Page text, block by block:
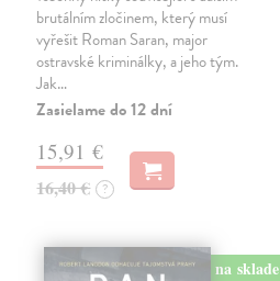
brutálním zločinem, který musí
vyřešit Roman Saran, major
ostravské kriminálky, a jeho tým.
Jak…
Zasielame do 12 dní
15,91 €
16,40 € ?
na sklade